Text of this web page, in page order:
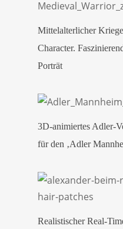
Mittelalterlicher
Character.
Porträt
3D-animiertes Adler-
für den ‚Adler
Realistischer Real-